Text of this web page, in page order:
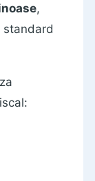
,
standard